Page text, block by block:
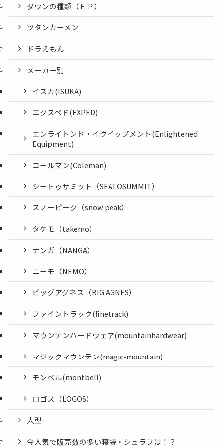
ダウンの種類（ＦＰ）
ツタンカーメン
ドラえもん
メーカー別
イスカ(ISUKA)
エクスペド(EXPED)
エンライトンド・イクイップメント(Enlightened
Equipment)
コールマン(Coleman)
シートゥサミット（SEATOSUMMIT）
スノーピーク（snow peak）
タケモ（takemo）
ナンガ（NANGA）
ニーモ（NEMO）
ビッグアグネス（BIG AGNES）
ファイントラック(finetrack)
マウンテンハードウェア(mountainhardwear)
マジックマウンテン(magic-mountain)
モンベル(montbell)
ロゴス（LOGOS）
人型
今人気で販売数の多い寝袋・シュラフは！？